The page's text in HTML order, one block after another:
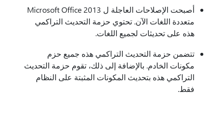
أصبحت الإصلاحات العاجلة ل Microsoft Office 2013
متعددة اللغات الآن. تحتوي حزمة التحديث التراكمي
هذه على تحديثات لجميع اللغات.
تتضمن حزمة التحديث التراكمي هذه جميع حزم
مكونات الخادم. بالإضافة إلى ذلك، تقوم حزمة التحديث
التراكمي هذه بتحديث المكونات المثبتة على النظام
فقط.